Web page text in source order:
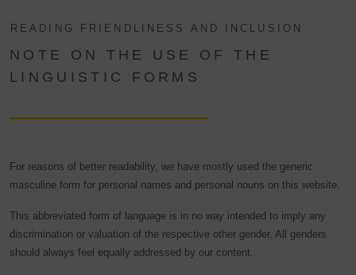
READING FRIENDLINESS AND INCLUSION
NOTE ON THE USE OF THE
LINGUISTIC FORMS
For reasons of better readability, we have mostly used the generic
masculine form for personal names and personal nouns on this website.
This abbreviated form of language is in no way intended to imply any
discrimination or valuation of the respective other gender. All genders
should always feel equally addressed by our content.